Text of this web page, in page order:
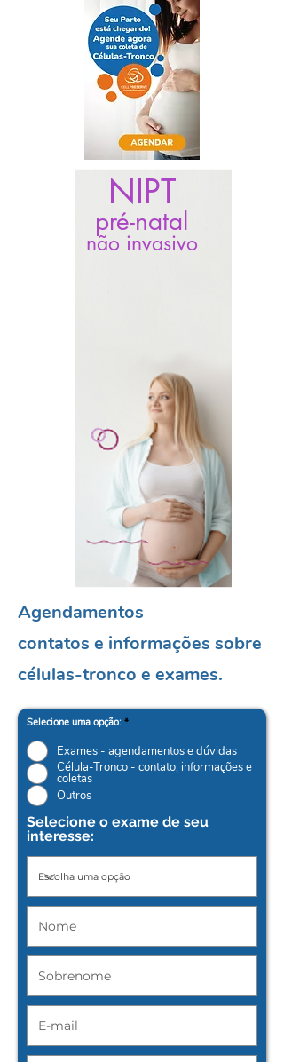
NIPT
pré-natal
não invasivo
Agendamentos
contatos e informações sobre
células-tronco e exames.
Selecione uma opção: *
Exames - agendamentos e dúvidas
Célula-Tronco - contato, informações e
coletas
Outros
Selecione o exame de seu
interesse: